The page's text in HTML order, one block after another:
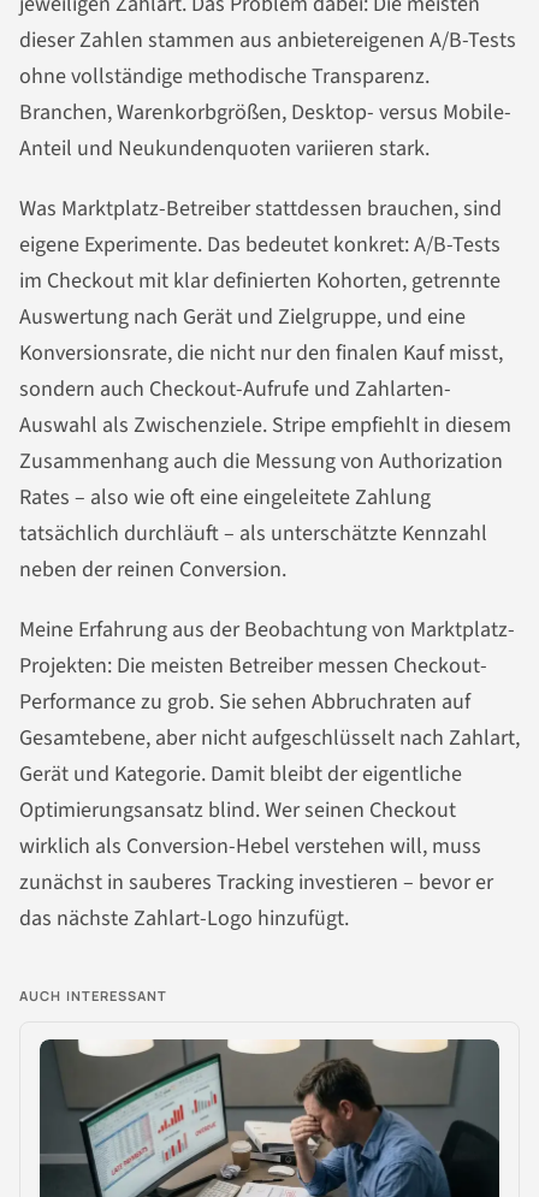
dieser Zahlen stammen aus anbietereigenen A/B-Tests
ohne vollständige methodische Transparenz.
Branchen, Warenkorbgrößen, Desktop- versus Mobile-
Anteil und Neukundenquoten variieren stark.
Was Marktplatz-Betreiber stattdessen brauchen, sind
eigene Experimente. Das bedeutet konkret: A/B-Tests
im Checkout mit klar definierten Kohorten, getrennte
Auswertung nach Gerät und Zielgruppe, und eine
Konversionsrate, die nicht nur den finalen Kauf misst,
sondern auch Checkout-Aufrufe und Zahlarten-
Auswahl als Zwischenziele. Stripe empfiehlt in diesem
Zusammenhang auch die Messung von Authorization
Rates – also wie oft eine eingeleitete Zahlung
tatsächlich durchläuft – als unterschätzte Kennzahl
neben der reinen Conversion.
Meine Erfahrung aus der Beobachtung von Marktplatz-
Projekten: Die meisten Betreiber messen Checkout-
Performance zu grob. Sie sehen Abbruchraten auf
Gesamtebene, aber nicht aufgeschlüsselt nach Zahlart,
Gerät und Kategorie. Damit bleibt der eigentliche
Optimierungsansatz blind. Wer seinen Checkout
wirklich als Conversion-Hebel verstehen will, muss
zunächst in sauberes Tracking investieren – bevor er
das nächste Zahlart-Logo hinzufügt.
AUCH INTERESSANT